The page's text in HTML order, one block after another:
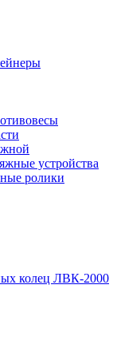
устройства
ролики
колец ЛВК-2000